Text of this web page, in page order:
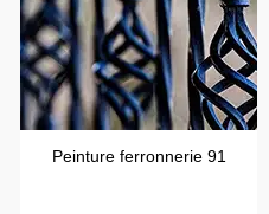
Peinture ferronnerie 91